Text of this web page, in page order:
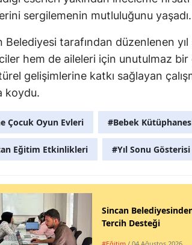
sergilemenin mutluluğunu yaşadı.
Belediyesi tarafından düzenlenen
hem de aileleri için unutulmaz
gelişimlerine katkı sağlayan
koydu.
Çocuk Oyun Evleri #Bebek
Eğitim Etkinlikleri #Yıl Sonu Gösterisi
Sincan
Tercih Desteği